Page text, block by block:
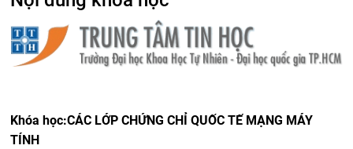
Khóa học:CÁC LỚP CHỨNG CHỈ QUỐC TẾ MẠNG MÁY
TÍNH